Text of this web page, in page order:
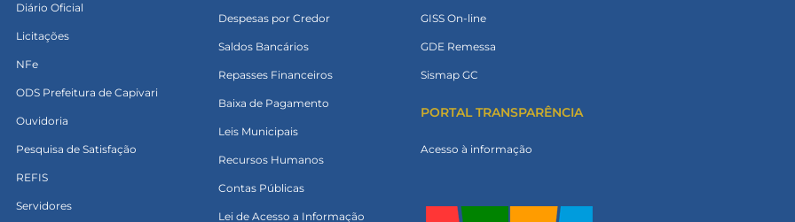
Diário Oficial
Licitações
NFe
ODS Prefeitura de Capivari
Ouvidoria
Pesquisa de Satisfação
REFIS
Servidores
Despesas por Credor
Saldos Bancários
Repasses Financeiros
Baixa de Pagamento
Leis Municipais
Recursos Humanos
Contas Públicas
Lei de Acesso a Informação
GISS On-line
GDE Remessa
Sismap GC
PORTAL TRANSPARÊNCIA
Acesso à informação